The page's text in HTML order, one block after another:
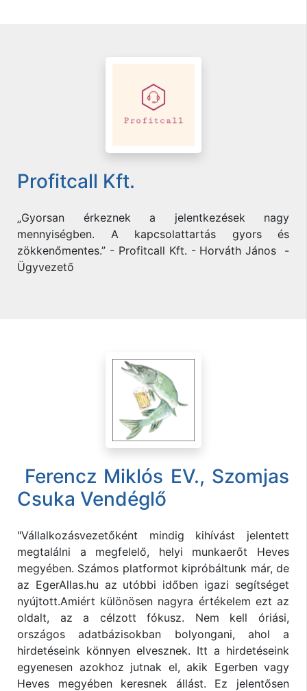
Profitcall Kft.
„Gyorsan érkeznek a jelentkezések nagy
mennyiségben. A kapcsolattartás gyors és
zökkenőmentes.” - Profitcall Kft. - Horváth János -
Ügyvezető
Ferencz Miklós EV., Szomjas
Csuka Vendéglő
"Vállalkozásvezetőként mindig kihívást jelentett
megtalálni a megfelelő, helyi munkaerőt Heves
megyében. Számos platformot kipróbáltunk már, de
az EgerAllas.hu az utóbbi időben igazi segítséget
nyújtott.Amiért különösen nagyra értékelem ezt az
oldalt, az a célzott fókusz. Nem kell óriási,
országos adatbázisokban bolyongani, ahol a
hirdetéseink könnyen elvesznek. Itt a hirdetéseink
egyenesen azokhoz jutnak el, akik Egerben vagy
Heves megyében keresnek állást. Ez jelentősen